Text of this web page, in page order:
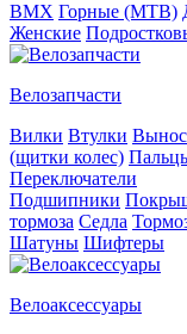
BMX Горные (MTB)
Женские
Велозапчасти
Вилки Втулки
(щитки колес)
Переключатели
Подшипники
тормоза Седла
Шатуны Шифтеры
Велоаксессуары